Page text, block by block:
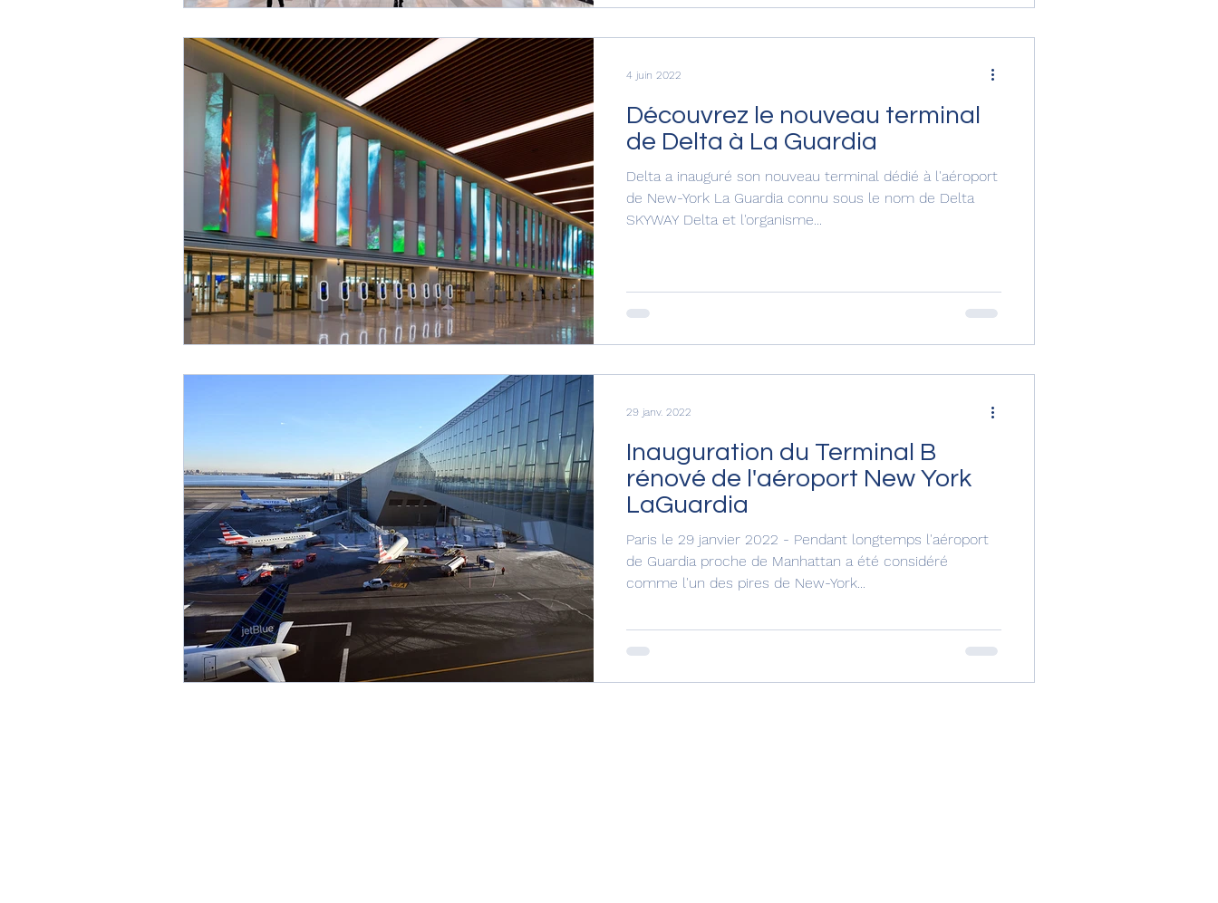
Découvrez le nouveau terminal
de Delta à La Guardia
Delta a inauguré son nouveau terminal dédié à l'aéroport
de New-York La Guardia connu sous le nom de Delta
SKYWAY Delta et l'organisme...
4 juin 2022
Inauguration du Terminal B
rénové de l'aéroport New York
LaGuardia
Paris le 29 janvier 2022 - Pendant longtemps l'aéroport
de Guardia proche de Manhattan a été considéré
comme l'un des pires de New-York...
29 janv. 2022